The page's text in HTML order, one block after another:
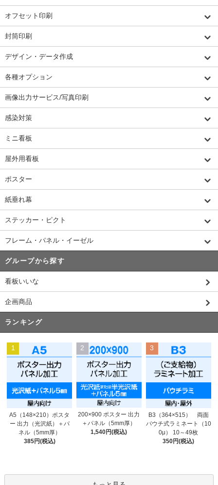
オフセット印刷
封筒印刷
デザイン・データ作成
各種オプション
画像出力サービス/写真印刷
感染対策
ミニ看板
屋外用看板
ポスター
紙垂れ幕
ステッカー・ピクト
フレーム・パネル・イーゼル
グループから探す
看板いいな
企画商品
ランキング
1
A5（148×210）ポスタ
ー 出力（光沢紙）＋パ
ネル（5mm厚）
385円(税込)
2
200×900 ポスター 出力
＋パネル（5mm厚）
1,540円(税込)
3
B3（364×515） 両面
パウチ式ラミネート（10
0μ） 10～49枚
350円(税込)